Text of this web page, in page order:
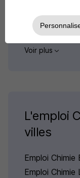
Emploi
Emploi
Voir plus
L'emploi
villes
Emploi Chimie
Emploi Chimie